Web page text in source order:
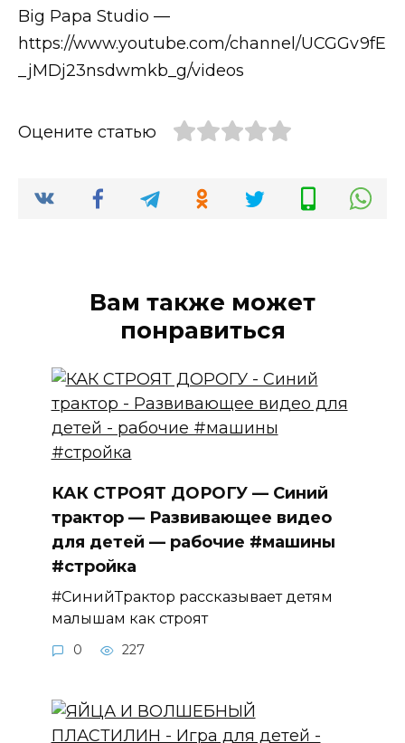
Big Papa Studio —
https://www.youtube.com/channel/UCGGv9fE
_jMDj23nsdwmkb_g/videos
Оцените статью
Вам также может
понравиться
КАК СТРОЯТ ДОРОГУ — Синий
трактор — Развивающее видео
для детей — рабочие #машины
#стройка
#СинийТрактор рассказывает детям
малышам как строят
0 227